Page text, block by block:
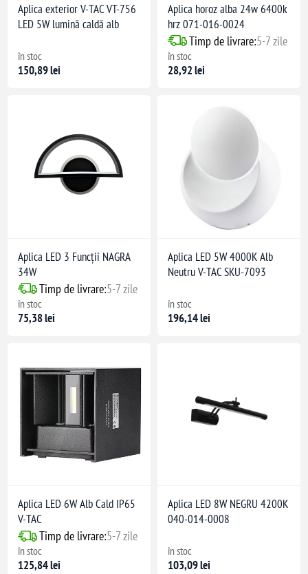
Aplica exterior V-TAC VT-756
LED 5W lumină caldă alb
în stoc
150,89 lei
Aplica horoz alba 24w 6400k
hrz 071-016-0024
Timp de livrare:5-7 zile
în stoc
28,92 lei
Aplica LED 3 Funcții NAGRA
34W
Timp de livrare:5-7 zile
în stoc
75,38 lei
Aplica LED 5W 4000K Alb
Neutru V-TAC SKU-7093
în stoc
196,14 lei
Aplica LED 6W Alb Cald IP65
V-TAC
Timp de livrare:5-7 zile
în stoc
125,84 lei
Aplica LED 8W NEGRU 4200K
040-014-0008
în stoc
103,09 lei